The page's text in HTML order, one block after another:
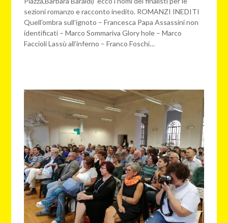
sezioni romanzo e racconto inedito. ROMANZI INEDITI
Quell’ombra sull’ignoto – Francesca Papa Assassini non
identificati – Marco Sommariva Glory hole – Marco
Faccioli Lassù all’inferno – Franco Foschi…